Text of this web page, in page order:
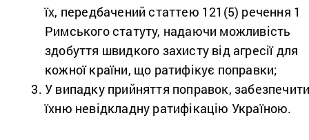
їх, передбачений статтею 121(5) речення 1
Римського статуту, надаючи можливість
здобуття швидкого захисту від агресії для
кожної країни, що ратифікує поправки;
У випадку прийняття поправок,
їхню невідкладну ратифікацію Україною.